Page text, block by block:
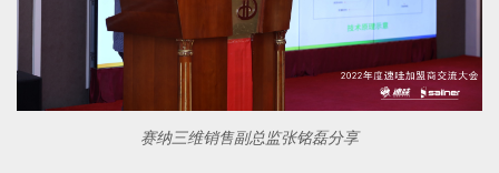
赛纳三维销售副总监张铭磊分享